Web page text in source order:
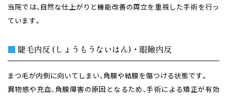
当院では、自然な仕上がりと機能改善の両立を重視した手術を行っ
ています。
■ 睫毛内反 (しょうもうないはん)・眼瞼内反
まつ毛が内側に向いてしまい、角膜や結膜を傷つける状態です。
異物感や充血、角膜障害の原因となるため、手術による矯正が有効